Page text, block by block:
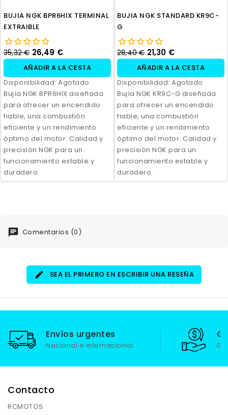
BUJIA NGK BPR6HIX TERMINAL
EXTRAIBLE
35,32 € 26,49 €
AÑADIR A LA CESTA
Disponibilidad: Agotado
Bujía NGK BPR6HIX diseñada
para ofrecer un encendido
fiable, una combustión
eficiente y un rendimiento
óptimo del motor. Calidad y
precisión NGK para un
funcionamiento estable y
duradero.
BUJIA NGK STANDARD KR9C-
G
28,40 € 21,30 €
AÑADIR A LA CESTA
Disponibilidad: Agotado
Bujía NGK KR9C-G diseñada
para ofrecer un encendido
fiable, una combustión
eficiente y un rendimiento
óptimo del motor. Calidad y
precisión NGK para un
funcionamiento estable y
duradero.
Comentarios (0)
SEA EL PRIMERO EN ESCRIBIR UNA RESEÑA
Envíos urgentes
Nacional e internacional
Contacto
RCMOTOS